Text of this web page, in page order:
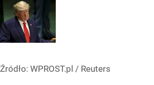
Źródło: WPROST.pl / Reuters